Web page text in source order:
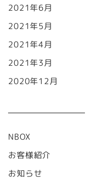
2021年6月
2021年5月
2021年4月
2021年3月
2020年12月
NBOX
お客様紹介
お知らせ